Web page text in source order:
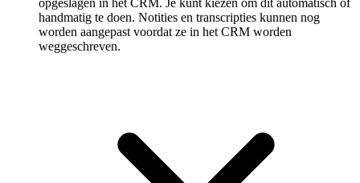
handmatig te doen. Notities en transcripties kunnen nog
worden aangepast voordat ze in het CRM worden
weggeschreven.